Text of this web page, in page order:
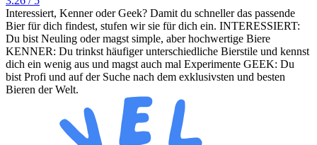
Interessiert, Kenner oder Geek? Damit du schneller das passende
Bier für dich findest, stufen wir sie für dich ein. INTERESSIERT:
Du bist Neuling oder magst simple, aber hochwertige Biere
KENNER: Du trinkst häufiger unterschiedliche Bierstile und kennst
dich ein wenig aus und magst auch mal Experimente GEEK: Du
bist Profi und auf der Suche nach dem exklusivsten und besten
Bieren der Welt.